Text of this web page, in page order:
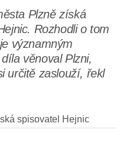
Plzně získá
Rozhodli o tom
významným
věnoval Plzni,
určitě zaslouží, řekl